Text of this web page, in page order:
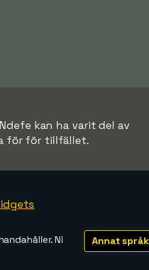
kan ha varit del av
för för tillfället.
Annat språk
Ni